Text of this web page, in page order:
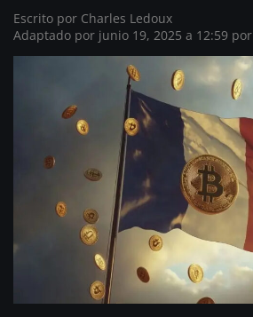
Escrito por Charles Ledoux
Adaptado por junio 19, 2025 a 12:59 por